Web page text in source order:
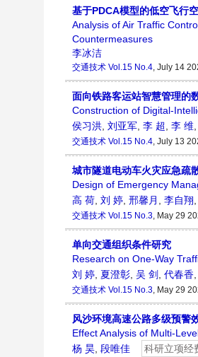
基于PDCA模型的低空飞行
Analysis of Air Traffic
Countermeasures
李冰洁
交通技术 Vol.15 No.4, July 14
面向铁路客运站智慧管理的
Construction of Digital-
侯习洪 刘亚军 李 超 李 维
交通技术 Vol.15 No.4, July 13
城市隧道电动车火灾应急疏
Design of Emergency
高 荷 刘 婷 邢馨月 李自翔
交通技术 Vol.15 No.3, May 29
单向交通组织条件研究
Research on One-Way
刘 婷 夏澄彰 吴 剑 代春香
交通技术 Vol.15 No.3, May 29
风沙环境高速公路多级预警
Effect Analysis of Multi-
杨 昊 段唯佳 科研立项经